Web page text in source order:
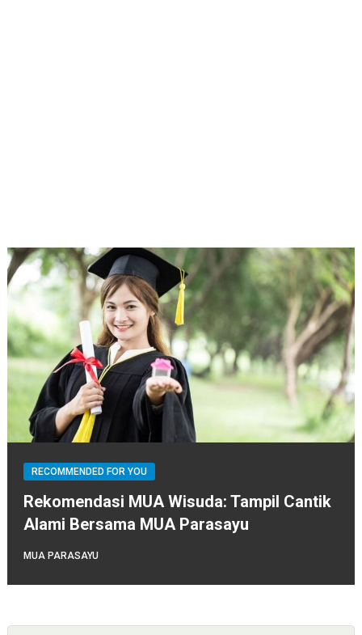
RECOMMENDED FOR YOU
Rekomendasi MUA Wisuda: Tampil Cantik
Alami Bersama MUA Parasayu
MUA PARASAYU